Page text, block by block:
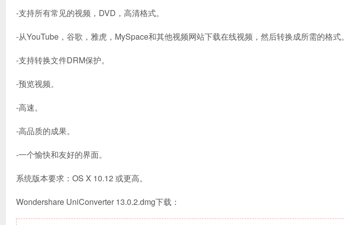
-支持所有常见的视频，DVD，高清格式。
-从YouTube，谷歌，雅虎，MySpace和其他视频网站下载在线视频，然后转换成所需的格式。
-支持转换文件DRM保护。
-预览视频。
-高速。
-高品质的成果。
-一个愉快和友好的界面。
系统版本要求：OS X 10.12 或更高。
Wondershare UniConverter 13.0.2.dmg下载：